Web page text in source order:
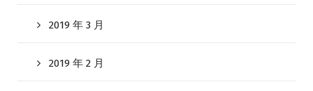
2019 年 3 月
2019 年 2 月